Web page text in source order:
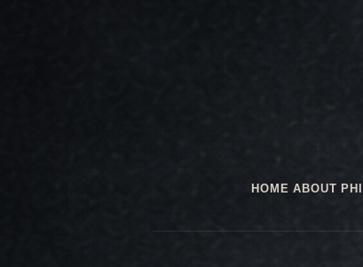
HOME ABOUT